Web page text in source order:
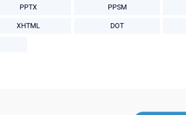
PPTX PPSM
XHTML DOT